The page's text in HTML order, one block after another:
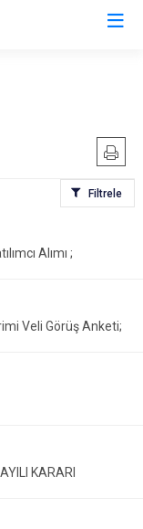
Filtrele
Alımı ;
Veli Görüş Anketi;
KARARI